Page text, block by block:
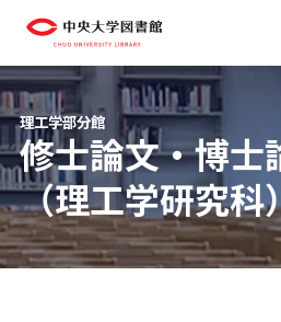
理工学部分館
修士論文・博士
（理工学研究科